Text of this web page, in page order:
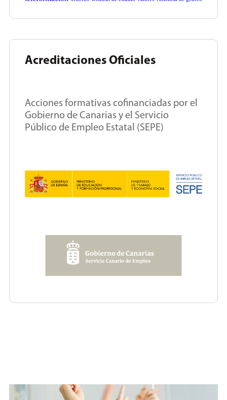
Acreditaciones Oficiales
Acciones formativas cofinanciadas por el
Gobierno de Canarias y el Servicio
Público de Empleo Estatal (SEPE)